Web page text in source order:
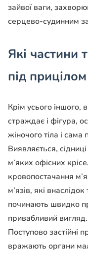
зайвої ваги,
серцево-судинним
Які частини
під
Крім усього іншого,
страждає і фігура,
жіночого тіла і
Виявляється,
м’яких офісних
кровопостачання
м’язів, які
починають швидко
привабливий
Поступово застійні
вражають органи